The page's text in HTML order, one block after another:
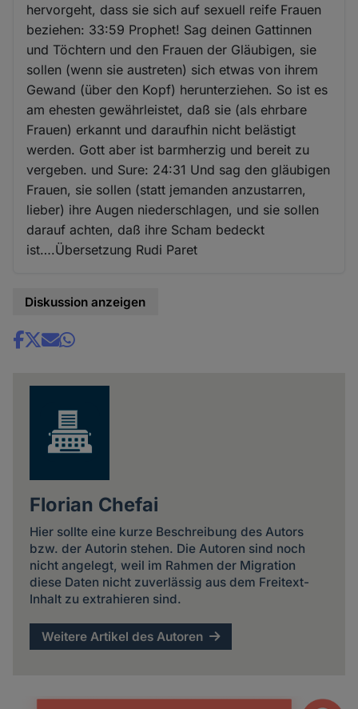
hervorgeht, dass sie sich auf sexuell reife Frauen
beziehen: 33:59 Prophet! Sag deinen Gattinnen
und Töchtern und den Frauen der Gläubigen, sie
sollen (wenn sie austreten) sich etwas von ihrem
Gewand (über den Kopf) herunterziehen. So ist es
am ehesten gewährleistet, daß sie (als ehrbare
Frauen) erkannt und daraufhin nicht belästigt
werden. Gott aber ist barmherzig und bereit zu
vergeben. und Sure: 24:31 Und sag den gläubigen
Frauen, sie sollen (statt jemanden anzustarren,
lieber) ihre Augen niederschlagen, und sie sollen
darauf achten, daß ihre Scham bedeckt
ist….Übersetzung Rudi Paret
Diskussion anzeigen
Share
Florian Chefai
Hier sollte eine kurze Beschreibung des Autors
bzw. der Autorin stehen. Die Autoren sind noch
nicht angelegt, weil im Rahmen der Migration
diese Daten nicht zuverlässig aus dem Freitext-
Inhalt zu extrahieren sind.
Weitere Artikel des Autoren